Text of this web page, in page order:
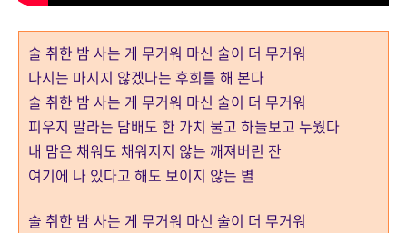
술 취한 밤 사는 게 무거워 마신 술이 더 무거워
다시는 마시지 않겠다는 후회를 해 본다
술 취한 밤 사는 게 무거워 마신 술이 더 무거워
피우지 말라는 담배도 한 가치 물고 하늘보고 누웠다
내 맘은 채워도 채워지지 않는 깨져버린 잔
여기에 나 있다고 해도 보이지 않는 별
술 취한 밤 사는 게 무거워 마신 술이 더 무거워